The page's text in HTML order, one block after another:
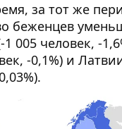
за тот же
беженцев
005 человек, -
-0,1%) и